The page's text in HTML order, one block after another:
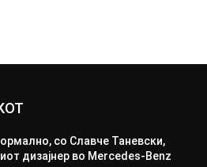
со Славче Таневски,
дизајнер во Mercedes-Benz